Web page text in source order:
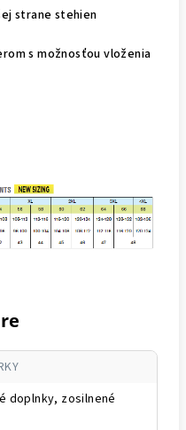
strane stehien
s možnosťou vloženia
doplnky, zosilnené